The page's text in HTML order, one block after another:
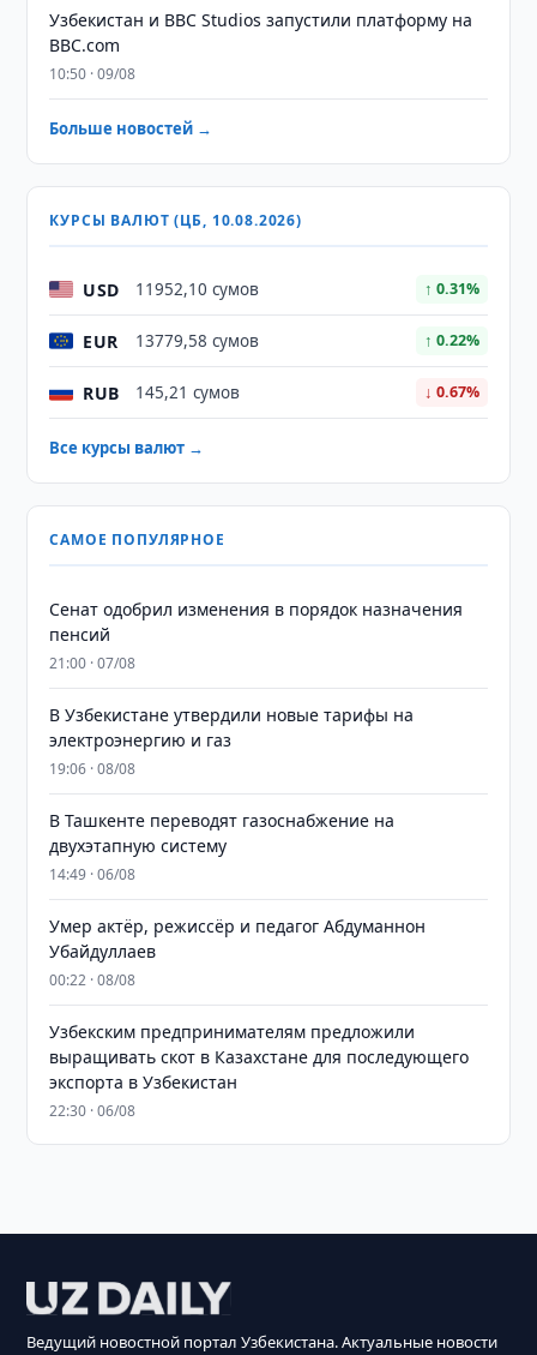
Узбекистан и BBC Studios запустили платформу на
BBC.com
10:50 · 09/08
Больше новостей →
КУРСЫ ВАЛЮТ (ЦБ, 10.08.2026)
USD 11952,10 сумов ↑ 0.31%
EUR 13779,58 сумов ↑ 0.22%
RUB 145,21 сумов ↓ 0.67%
Все курсы валют →
САМОЕ ПОПУЛЯРНОЕ
Сенат одобрил изменения в порядок назначения
пенсий
21:00 · 07/08
В Узбекистане утвердили новые тарифы на
электроэнергию и газ
19:06 · 08/08
В Ташкенте переводят газоснабжение на
двухэтапную систему
14:49 · 06/08
Умер актёр, режиссёр и педагог Абдуманнон
Убайдуллаев
00:22 · 08/08
Узбекским предпринимателям предложили
выращивать скот в Казахстане для последующего
экспорта в Узбекистан
22:30 · 06/08
Ведущий новостной портал Узбекистана. Актуальные новости